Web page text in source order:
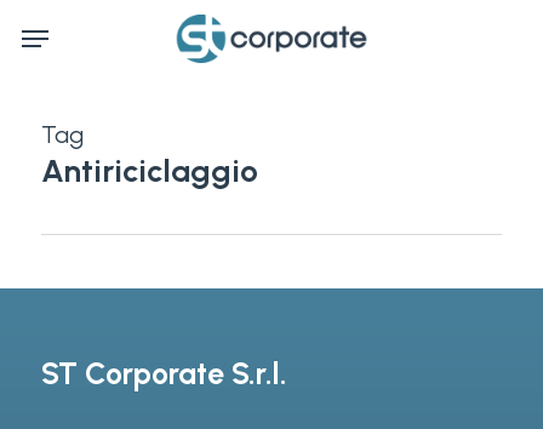
Menu
Tag
Antiriciclaggio
ST Corporate S.r.l.